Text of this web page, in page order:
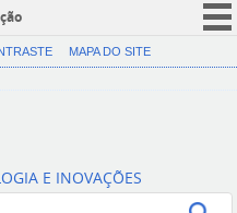
CORONAVÍRUS (COVID-19)
Canais
MAPA DO SITE
E INOVAÇÕES